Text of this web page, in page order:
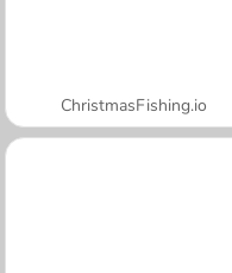
ChristmasFishing.io